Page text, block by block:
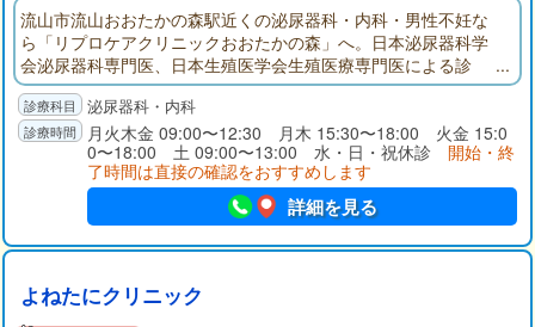
流山市流山おおたかの森駅近くの泌尿器科・内科・男性不妊な
ら「リプロケアクリニックおおたかの森」へ。日本泌尿器科学
会泌尿器科専門医、日本生殖医学会生殖医療専門医による診
療。
泌尿器科・内科
月火木金 09:00〜12:30 月木 15:30〜18:00 火金 15:0
0〜18:00 土 09:00〜13:00 水・日・祝休診 開始・終
了時間は直接の確認をおすすめします
詳細を見る
よねたにクリニック